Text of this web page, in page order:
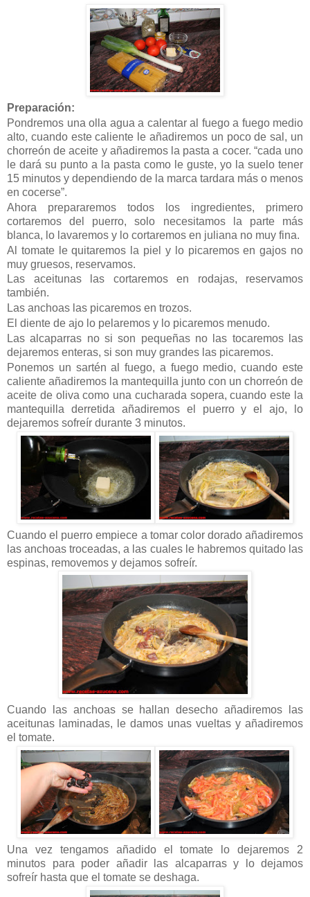
Preparación:
Pondremos una olla agua a calentar al fuego a fuego medio
alto, cuando este caliente le añadiremos un poco de sal, un
chorreón de aceite y añadiremos la pasta a cocer. “cada uno
le dará su punto a la pasta como le guste, yo la suelo tener
15 minutos y dependiendo de la marca tardara más o menos
en cocerse”.
Ahora prepararemos todos los ingredientes, primero
cortaremos del puerro, solo necesitamos la parte más
blanca, lo lavaremos y lo cortaremos en juliana no muy fina.
Al tomate le quitaremos la piel y lo picaremos en gajos no
muy gruesos, reservamos.
Las aceitunas las cortaremos en rodajas, reservamos
también.
Las anchoas las picaremos en trozos.
El diente de ajo lo pelaremos y lo picaremos menudo.
Las alcaparras no si son pequeñas no las tocaremos las
dejaremos enteras, si son muy grandes las picaremos.
Ponemos un sartén al fuego, a fuego medio, cuando este
caliente añadiremos la mantequilla junto con un chorreón de
aceite de oliva como una cucharada sopera, cuando este la
mantequilla derretida añadiremos el puerro y el ajo, lo
dejaremos sofreír durante 3 minutos.
Cuando el puerro empiece a tomar color dorado añadiremos
las anchoas troceadas, a las cuales le habremos quitado las
espinas, removemos y dejamos sofreír.
Cuando las anchoas se hallan desecho añadiremos las
aceitunas laminadas, le damos unas vueltas y añadiremos
el tomate.
Una vez tengamos añadido el tomate lo dejaremos 2
minutos para poder añadir las alcaparras y lo dejamos
sofreír hasta que el tomate se deshaga.